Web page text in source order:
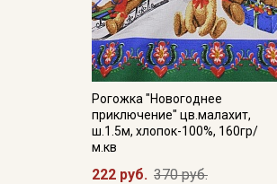
Рогожка "Новогоднее
приключение" цв.малахит,
ш.1.5м, хлопок-100%, 160гр/
м.кв
222 руб. 370 руб.